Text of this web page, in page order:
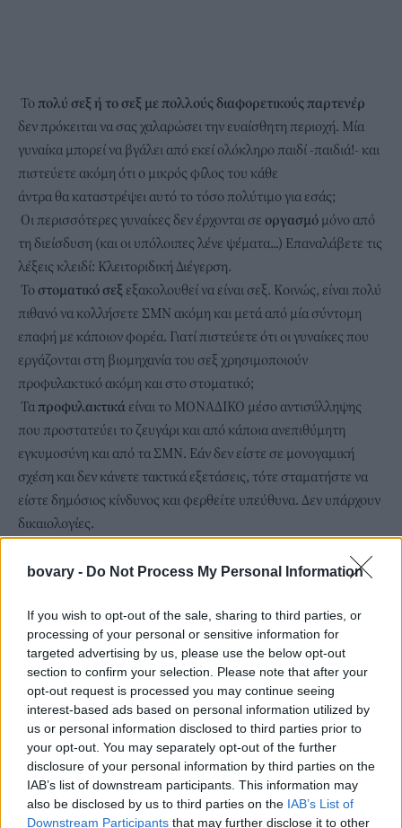
bovary - Do Not Process My Personal Information
If you wish to opt-out of the sale, sharing to third parties, or
processing of your personal or sensitive information for
targeted advertising by us, please use the below opt-out
section to confirm your selection. Please note that after your
opt-out request is processed you may continue seeing
interest-based ads based on personal information utilized by
us or personal information disclosed to third parties prior to
your opt-out. You may separately opt-out of the further
disclosure of your personal information by third parties on the
IAB’s list of downstream participants. This information may
also be disclosed by us to third parties on the IAB’s List of
Downstream Participants that may further disclose it to other
Τοπολύ σεξ ή το σεξ με πολλούς διαφορετικούς παρτενέρ
δεν πρόκειται να σας χαλαρώσει την ευαίσθητη περιοχή. Μία
γυναίκα μπορεί να βγάλει από εκεί ολόκληρο παιδί -παιδιά!- και
πιστεύετε ακόμη ότι ο μικρός φίλος του κάθε
άντρα θα καταστρέψει αυτό το τόσο πολύτιμο για εσάς;
Οι περισσότερες γυναίκες δεν έρχονται σε οργασμό μόνο από
τη διείσδυση (και οι υπόλοιπες λένε ψέματα...) Επαναλάβετε τις
λέξεις κλειδί: Κλειτοριδική Διέγερση.
Το στοματικό σεξ εξακολουθεί να είναι σεξ. Κοινώς, είναι πολύ
πιθανό να κολλήσετε ΣΜΝ ακόμη και μετά από μία σύντομη
επαφή με κάποιον φορέα. Γιατί πιστεύετε ότι οι γυναίκες που
εργάζονται στη βιομηχανία του σεξ χρησιμοποιούν
προφυλακτικό ακόμη και στο στοματικό;
Ταπροφυλακτικά είναι το ΜΟΝΑΔΙΚΟ μέσο αντισύλληψης
που προστατεύει το ζευγάρι και από κάποια ανεπιθύμητη
εγκυμοσύνη και από τα ΣΜΝ. Εάν δεν είστε σε μονογαμική
σχέση και δεν κάνετε τακτικά εξετάσεις, τότε σταματήστε να
είστε δημόσιος κίνδυνος και φερθείτε υπεύθυνα. Δεν υπάρχουν
δικαιολογίες.
μέλλον. Θα εξακολουθήσετε να έχετε τον έλεγχο του σώματός
Οι έννοιες του «καλού» και του «κακού» δεν είναι ακριβείς. Το
καλό σεξ έχει άμεση σχέση με την επικοινωνία η οποία είναι
κάτι που διαφέρει από άτομο σε άτομο και από ζευγάρι σε
ζευγάρι. Μπορείτε να κάνετε τέλειο σεξ με κάποιον και τραγικό
με κάποιον άλλο. Κάτι που σας έκανε να τελειώσετε κατευθείαν
με τον προηγούμενο σύντροφό σας δεν σημαίνει ότι θα
λειτουργήσει και με τον νέο. Κάτι που λειτούργησε την
προηγούμενη εβδομάδα δεν είναι σίγουρο ότι μπορεί να
λειτουργήσει και αυτή την εβδομάδα. Το ανθρώπινο σώμα είναι